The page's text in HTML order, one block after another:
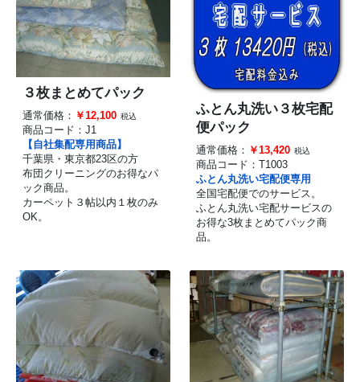
３枚まとめてパック
通常価格： ￥12,100 税込
商品コード： J1
【自社集配専用商品】
千葉県・東京都23区の方
布団クリーニングのお得なパ
ック商品。
カーペット３帖以内１枚のみ
OK。
ふとん丸洗い３枚宅配
便パック
通常価格： ￥13,420 税込
商品コード： T1003
ふとん丸洗い宅配便専用
全国宅配便でのサービス。
ふとん丸洗い宅配サービスの
お得な3枚まとめてパック商
品。